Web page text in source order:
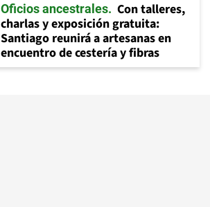
Oficios ancestrales
Con talleres,
charlas y exposición gratuita:
Santiago reunirá a artesanas en
encuentro de cestería y fibras